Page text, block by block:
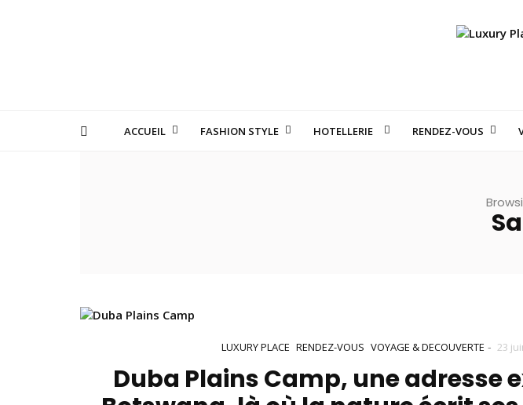
ACCUEIL FASHION STYLE HOTELLERIE RENDEZ-VOUS
LUXURY PLACE RENDEZ-VOUS VOYAGE & DECOUVERTE - 23
Duba Plains Camp, une adresse